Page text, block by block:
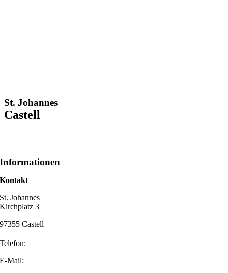
St. Johannes
Castell
Informationen
Kontakt
St. Johannes
Kirchplatz 3
97355 Castell
Telefon:
E-Mail: